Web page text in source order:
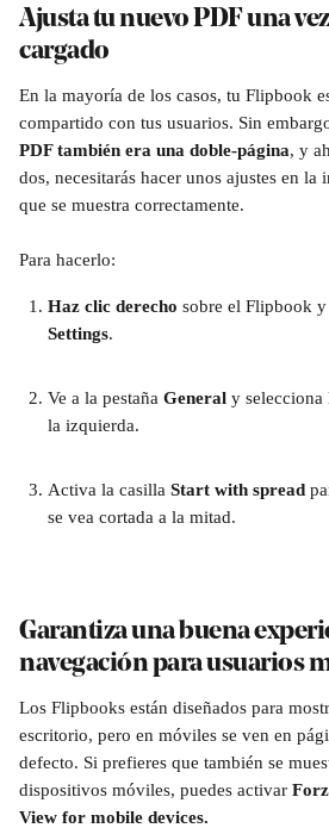
Ajusta tu nuevo PDF una
cargado
En la mayoría de los casos, tu Flipbook
compartido con tus usuarios. Sin
PDF también era una doble-página, y
dos, necesitarás hacer unos ajustes en la
que se muestra correctamente.
Para hacerlo:
Haz clic derecho sobre el Flipbook y
Settings.
Ve a la pestaña General y selecciona
la izquierda.
Activa la casilla Start with spread
se vea cortada a la mitad.
Garantiza una buena
navegación para usuarios
Los Flipbooks están diseñados para
escritorio, pero en móviles se ven en
defecto. Si prefieres que también se
dispositivos móviles, puedes activar
View for mobile devices.